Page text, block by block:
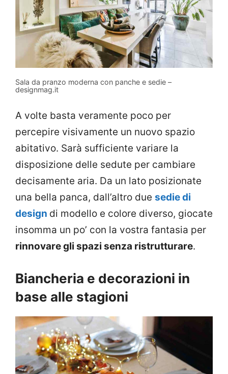
Sala da pranzo moderna con panche e sedie –
designmag.it
A volte basta veramente poco per
percepire visivamente un nuovo spazio
abitativo. Sarà sufficiente variare la
disposizione delle sedute per cambiare
decisamente aria. Da un lato posizionate
una bella panca, dall’altro due sedie di
design di modello e colore diverso, giocate
insomma un po’ con la vostra fantasia per
rinnovare gli spazi senza ristrutturare.
Biancheria e decorazioni in
base alle stagioni